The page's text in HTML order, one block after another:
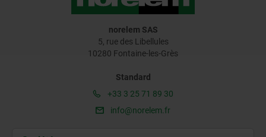
norelem SAS
5, rue des Libellules
10280 Fontaine-les-Grès
Standard
+33 3 25 71 89 30
info@norelem.fr